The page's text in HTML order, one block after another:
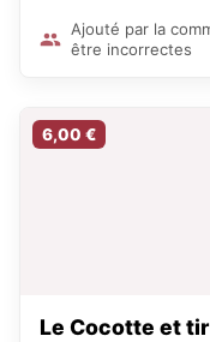
Ajouté par la
être incorrectes
6,00 €
Le Cocotte et